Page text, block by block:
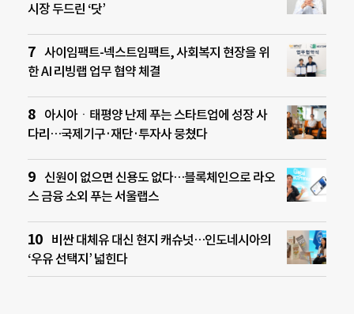
시장 두드린 ‘닷’
사이임팩트-넥스트임팩트, 사회복지 현장을 위
한 AI 리빙랩 업무 협약 체결
아시아ㆍ태평양 난제 푸는 스타트업에 성장 사
다리…국제기구·재단·투자사 뭉쳤다
신원이 없으면 신용도 없다…블록체인으로 라오
스 금융 소외 푸는 서울랩스
비싼 대체유 대신 현지 캐슈넛…인도네시아의
‘우유 선택지’ 넓힌다